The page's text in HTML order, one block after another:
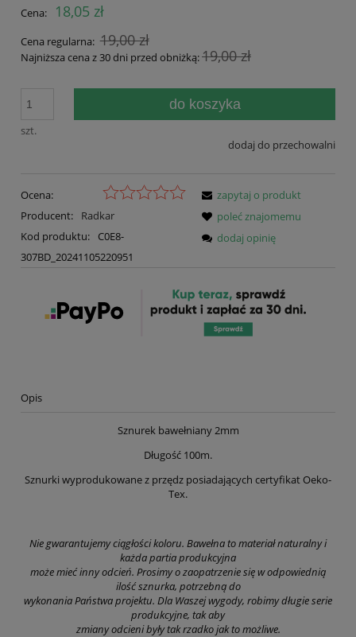
Cena: 18,05 zł
Cena regularna: 19,00 zł
Najniższa cena z 30 dni przed obniżką:19,00 zł
szt.
do koszyka
dodaj do przechowalni
Ocena:
Producent:
Radkar
Kod produktu:
C0E8-
307BD_20241105220951
zapytaj o produkt
poleć znajomemu
dodaj opinię
Opis
Sznurek bawełniany 2mm
Długość 100m.
Sznurki wyprodukowane z przędz posiadających certyfikat Oeko-
Tex.
Nie gwarantujemy ciągłości koloru. Bawełna to materiał naturalny i
każda partia produkcyjna
może mieć inny odcień. Prosimy o zaopatrzenie się w odpowiednią
ilość sznurka, potrzebną do
wykonania Państwa projektu. Dla Waszej wygody, robimy długie serie
produkcyjne, tak aby
zmiany odcieni były tak rzadko jak to możliwe.